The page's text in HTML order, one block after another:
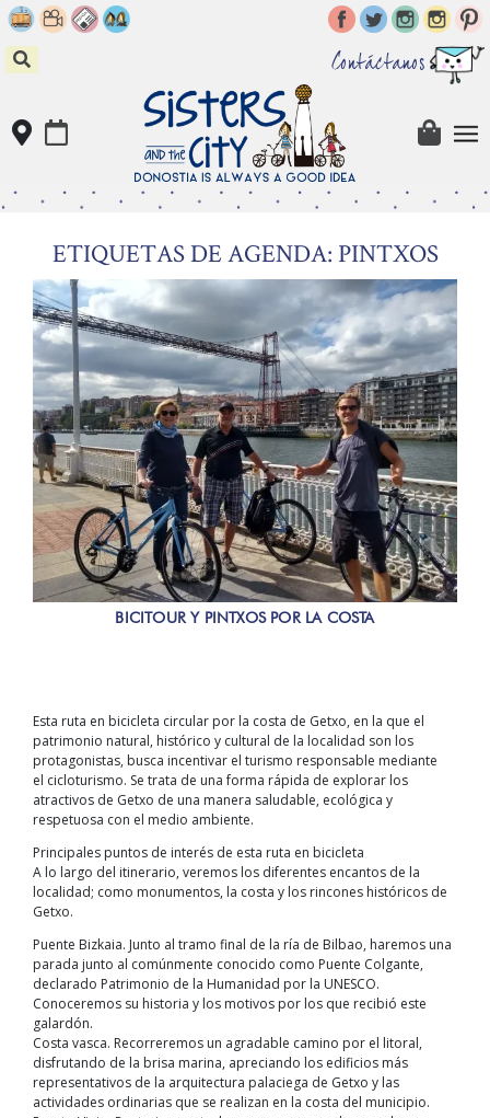
Skip
to
content
Contáctanos
ETIQUETAS DE AGENDA: PINTXOS
BICITOUR Y PINTXOS POR LA COSTA
Esta ruta en bicicleta circular por la costa de Getxo, en la que el
patrimonio natural, histórico y cultural de la localidad son los
protagonistas, busca incentivar el turismo responsable mediante
el cicloturismo. Se trata de una forma rápida de explorar los
atractivos de Getxo de una manera saludable, ecológica y
respetuosa con el medio ambiente.
Principales puntos de interés de esta ruta en bicicleta
A lo largo del itinerario, veremos los diferentes encantos de la
localidad; como monumentos, la costa y los rincones históricos de
Getxo.
Puente Bizkaia. Junto al tramo final de la ría de Bilbao, haremos una
parada junto al comúnmente conocido como Puente Colgante,
declarado Patrimonio de la Humanidad por la UNESCO.
Conoceremos su historia y los motivos por los que recibió este
galardón.
Costa vasca. Recorreremos un agradable camino por el litoral,
disfrutando de la brisa marina, apreciando los edificios más
representativos de la arquitectura palaciega de Getxo y las
actividades ordinarias que se realizan en la costa del municipio.